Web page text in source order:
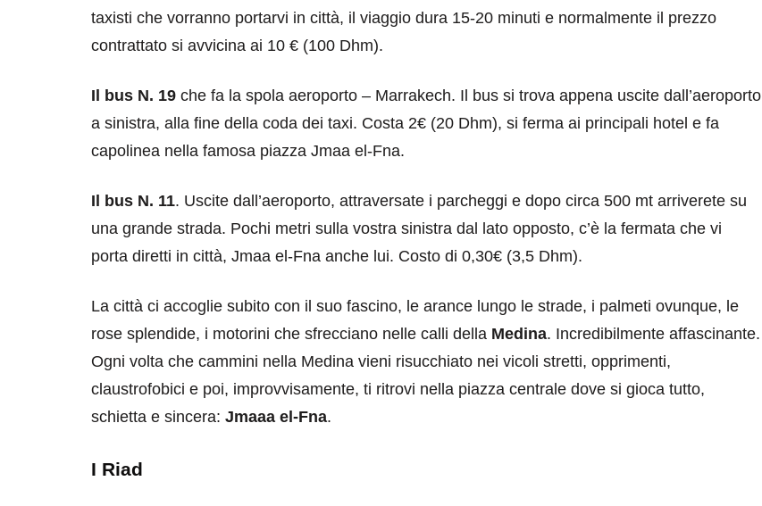
taxisti che vorranno portarvi in città, il viaggio dura 15-20 minuti e normalmente il prezzo
contrattato si avvicina ai 10 € (100 Dhm).
Il bus N. 19 che fa la spola aeroporto – Marrakech. Il bus si trova appena uscite dall’aeroporto
a sinistra, alla fine della coda dei taxi. Costa 2€ (20 Dhm), si ferma ai principali hotel e fa
capolinea nella famosa piazza Jmaa el-Fna.
Il bus N. 11. Uscite dall’aeroporto, attraversate i parcheggi e dopo circa 500 mt arriverete su
una grande strada. Pochi metri sulla vostra sinistra dal lato opposto, c’è la fermata che vi
porta diretti in città, Jmaa el-Fna anche lui. Costo di 0,30€ (3,5 Dhm).
La città ci accoglie subito con il suo fascino, le arance lungo le strade, i palmeti ovunque, le
rose splendide, i motorini che sfrecciano nelle calli della Medina. Incredibilmente affascinante.
Ogni volta che cammini nella Medina vieni risucchiato nei vicoli stretti, opprimenti,
claustrofobici e poi, improvvisamente, ti ritrovi nella piazza centrale dove si gioca tutto,
schietta e sincera: Jmaaa el-Fna.
I Riad
il Louvre in
Paros e la Grecia di
Giugno 26, 2013 Marzo 31, 2026